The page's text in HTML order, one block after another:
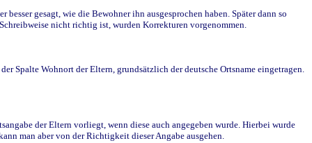
gesagt, wie die Bewohner ihn ausgesprochen haben. Später dann so
nicht richtig ist, wurden Korrekturen vorgenommen.
Spalte Wohnort der Eltern, grundsätzlich der deutsche Ortsname eingetragen.
der Eltern vorliegt, wenn diese auch angegeben wurde. Hierbei wurde
man aber von der Richtigkeit dieser Angabe ausgehen.